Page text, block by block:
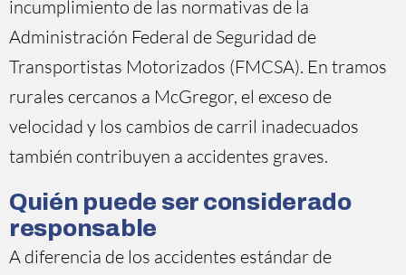
incumplimiento de las normativas de la
Administración Federal de Seguridad de
Transportistas Motorizados (FMCSA). En tramos
rurales cercanos a McGregor, el exceso de
velocidad y los cambios de carril inadecuados
también contribuyen a accidentes graves.
Quién puede ser considerado
responsable
A diferencia de los accidentes estándar de